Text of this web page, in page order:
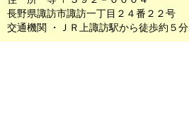
長野県諏訪市諏訪一丁目２４番２２号
交通機関 ・ＪＲ上諏訪駅から徒歩約５分